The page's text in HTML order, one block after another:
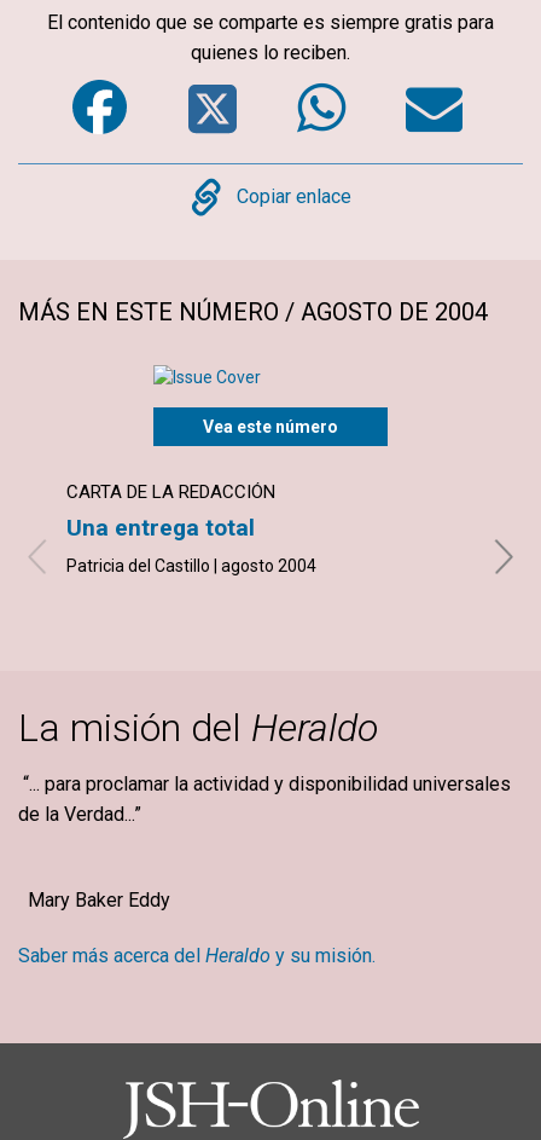
El contenido que se comparte es siempre gratis para
quienes lo reciben.
Facebook
Twitter
Copy
Copiar enlace
MÁS EN ESTE NÚMERO / AGOSTO DE 2004
Vea este número
CARTA DE LA REDACCIÓN
Una entrega total
Patricia del Castillo | agosto 2004 con
La misión del Heraldo
“... para proclamar la actividad y disponibilidad universales
de la Verdad...”
Mary Baker Eddy
Saber más acerca del Heraldo y su misión.